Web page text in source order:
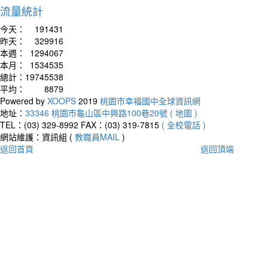
流量統計
今天：
191431
昨天：
329916
本週：
1294067
本月：
1534535
總計： 19745538
平均：
8879
Powered by XOOPS 2019 桃園市幸福國中全球資訊網
地址： 33346 桃園市龜山區中興路100巷20號 ( 地圖 )
TEL：(03) 329-8992 FAX：(03) 319-7815 ( 全校電話 )
網站維護：資訊組 ( 教職員MAIL )
返回首頁
返回頂端